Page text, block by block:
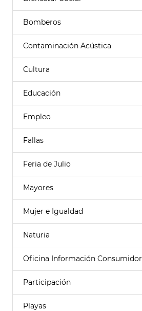
Bomberos
Contaminación Acústica
Cultura
Educación
Empleo
Fallas
Feria de Julio
Mayores
Mujer e Igualdad
Naturia
Oficina Información Consumidor
Participación
Playas